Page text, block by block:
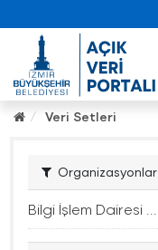
Veri Setleri
Organizasyonlar
Bilgi İşlem Dairesi ...